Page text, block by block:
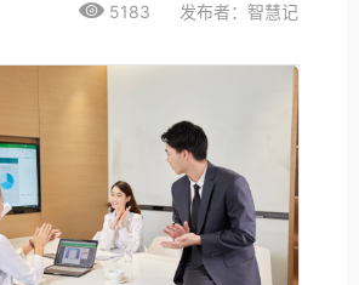
5183 发布者：智慧记